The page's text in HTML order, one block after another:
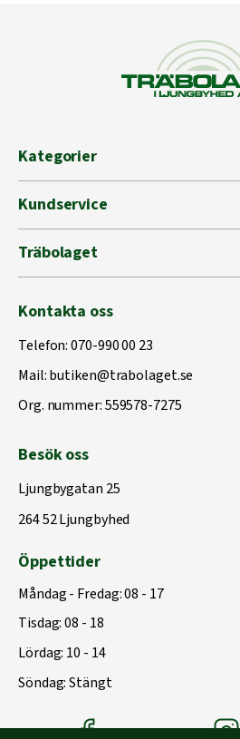
Kategorier
Kundservice
Träbolaget
Kontakta oss
Telefon:070-990 00 23
Mail:butiken@trabolaget.se
Org. nummer: 559578-7275
Besök oss
Ljungbygatan 25
264 52 Ljungbyhed
Öppettider
Måndag - Fredag: 08 - 17
Tisdag: 08 - 18
Lördag: 10 - 14
Söndag: Stängt